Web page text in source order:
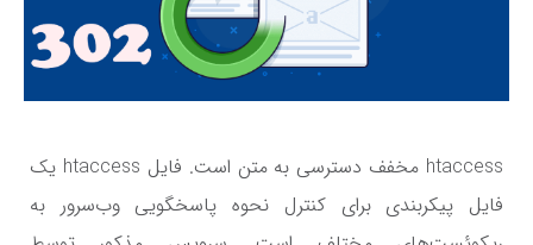
htaccess مخفف دسترسی به متن است. فایل htaccess یک
فایل پیکربندی برای کنترل نحوه پاسخگویی وب‌سرور به